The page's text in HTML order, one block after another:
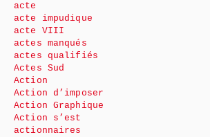
acte
acte impudique
acte VIII
actes manqués
actes qualifiés
Actes Sud
Action
Action d’imposer
Action Graphique
Action s’est
actionnaires